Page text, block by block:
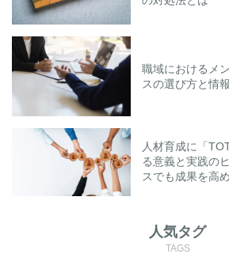
職域におけるメ
スの選び方と情
人材育成に「
る意義と実践の
スでも成果を高
人気タグ
TAGS